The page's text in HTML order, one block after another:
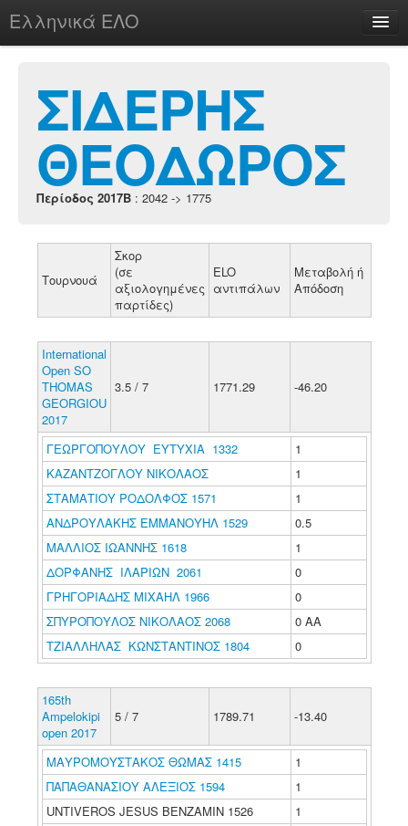
Ελληνικά ΕΛΟ
chesstu.be @ discord
Login
ΣΙΔΕΡΗΣ
ΘΕΟΔΩΡΟΣ
Περίοδος 2017B : 2042 -> 1775
Τουρνουά
Σκορ
(σε
αξιολογημένες
παρτίδες)
ELO
αντιπάλων
Μεταβολή ή
Απόδοση
International
Open SO
THOMAS
GEORGIOU
2017
3.5 / 7 1771.29 -46.20
ΓΕΩΡΓΟΠΟΥΛΟΥ ΕΥΤΥΧΙΑ 1332
1
ΚΑΖΑΝΤΖΟΓΛΟΥ ΝΙΚΟΛΑΟΣ
1
ΣΤΑΜΑΤΙΟΥ ΡΟΔΟΛΦΟΣ 1571
1
ΑΝΔΡΟΥΛΑΚΗΣ ΕΜΜΑΝΟΥΗΛ 1529
0.5
ΜΑΛΛΙΟΣ ΙΩΑΝΝΗΣ 1618
1
ΔΟΡΦΑΝΗΣ ΙΛΑΡΙΩΝ 2061
0
ΓΡΗΓΟΡΙΑΔΗΣ ΜΙΧΑΗΛ 1966
0
ΣΠΥΡΟΠΟΥΛΟΣ ΝΙΚΟΛΑΟΣ 2068
0 ΑΑ
ΤΖΙΑΛΛΗΛΑΣ ΚΩΝΣΤΑΝΤΙΝΟΣ 1804
0
165th
Ampelokipi
open 2017
5 / 7 1789.71 -13.40
ΜΑΥΡΟΜΟΥΣΤΑΚΟΣ ΘΩΜΑΣ 1415
1
ΠΑΠΑΘΑΝΑΣΙΟΥ ΑΛΕΞΙΟΣ 1594
1
UNTIVEROS JESUS BENZAMIN 1526
1